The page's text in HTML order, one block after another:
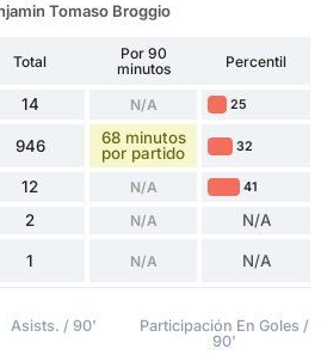
Tomaso Broggio
Total
Por 90
minutos
Percentil
14 N/A 25
946
68 minutos
por partido
32
12 N/A 41
2 N/A N/A
1 N/A N/A
Asists. / 90'
Participación En Goles /
90'